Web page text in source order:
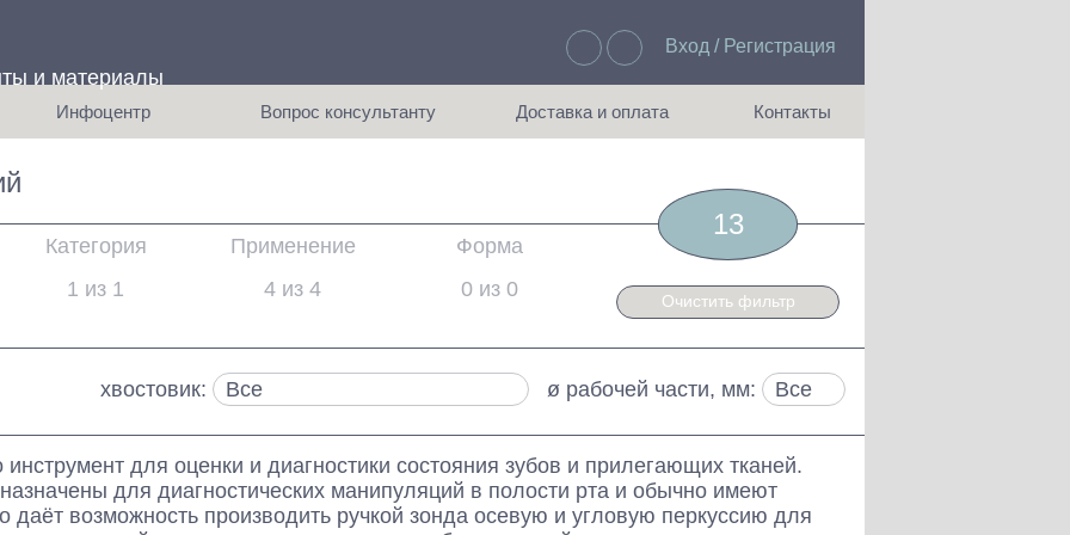
сервиса
вопросы
и материалы
Вход / Регистрация
Инфоцентр
статьи по инструментам Komet
Вопрос консультанту Доставка и оплата Контакты
Категория
1 из 1
Применение
4 из 4
Форма
0 из 0
13
Очистить фильтр
хвостовик: ø рабочей части, мм:
для оценки и диагностики состояния зубов и прилегающих тканей.
для диагностических манипуляций в полости рта и обычно имеют
даёт возможность производить ручкой зонда осевую и угловую перкуссию для